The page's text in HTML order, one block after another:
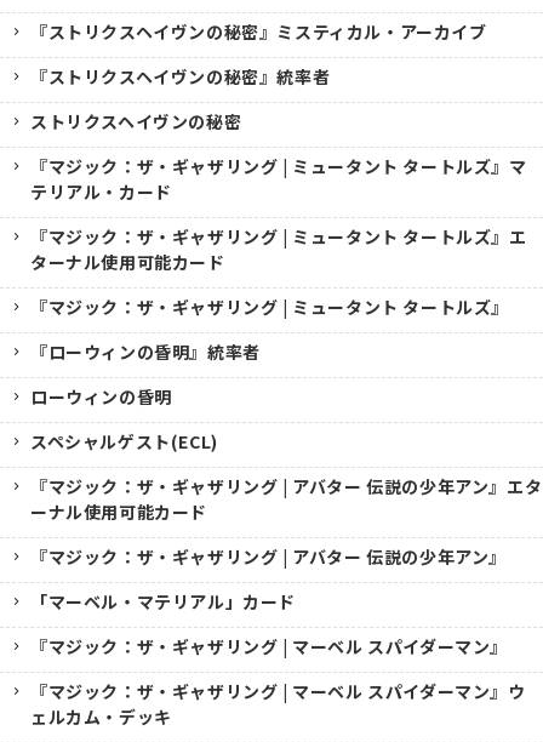
『ストリクスヘイヴンの秘密』ミスティカル・アーカイブ
『ストリクスヘイヴンの秘密』統率者
ストリクスヘイヴンの秘密
『マジック：ザ・ギャザリング | ミュータント タートルズ』マ
テリアル・カード
『マジック：ザ・ギャザリング | ミュータント タートルズ』エ
ターナル使用可能カード
『マジック：ザ・ギャザリング | ミュータント タートルズ』
『ローウィンの昏明』統率者
ローウィンの昏明
スペシャルゲスト(ECL)
『マジック：ザ・ギャザリング | アバター 伝説の少年アン』エタ
ーナル使用可能カード
『マジック：ザ・ギャザリング | アバター 伝説の少年アン』
「マーベル・マテリアル」カード
『マジック：ザ・ギャザリング | マーベル スパイダーマン』
『マジック：ザ・ギャザリング | マーベル スパイダーマン』ウ
ェルカム・デッキ